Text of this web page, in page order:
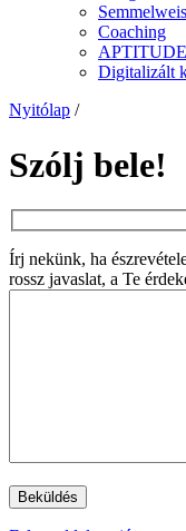
Coaching
APTITUDE
Digitalizált
Nyitólap /
Szólj bele!
Írj nekünk, ha
rossz javaslat, a Te